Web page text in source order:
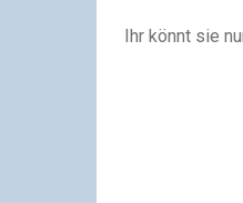
Ihr könnt sie